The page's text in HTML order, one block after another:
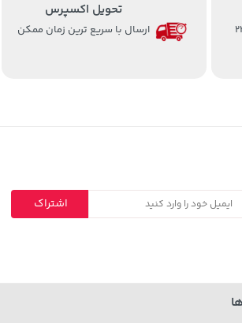
8 الی 24
تحویل اکسپرس
ارسال با سریع ترین زمان ممکن
اشتراک